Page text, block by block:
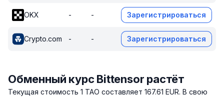
OKX - - Зарегистрироваться
Crypto.com - - Зарегистрироваться
Обменный курс Bittensor растёт
Текущая стоимость 1 TAO составляет 167.61 EUR. В свою